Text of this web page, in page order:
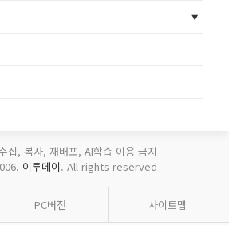
집, 복사, 재배포, AI학습 이용 금지
이투데이. All rights reserved
PC버전 사이트맵